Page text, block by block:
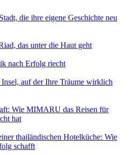
die ihre eigene Geschichte neu
das unter die Haut geht
nach Erfolg riecht
auf der Ihre Träume wirklich
Wie MIMARU das Reisen für
hat
thailändischen Hotelküche: Wie
schafft